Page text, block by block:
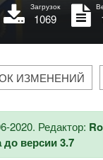
Загрузок
1069
ИЗМЕНЕНИЙ
2020. Редактор:
версии 3.7